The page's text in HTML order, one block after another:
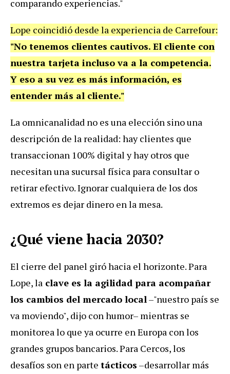
comparando experiencias."
Lope coincidió desde la experiencia de Carrefour:
"No tenemos clientes cautivos. El cliente con
nuestra tarjeta incluso va a la competencia.
Y eso a su vez es más información, es
entender más al cliente."
La omnicanalidad no es una elección sino una
descripción de la realidad: hay clientes que
transaccionan 100% digital y hay otros que
necesitan una sucursal física para consultar o
retirar efectivo. Ignorar cualquiera de los dos
extremos es dejar dinero en la mesa.
¿Qué viene hacia 2030?
El cierre del panel giró hacia el horizonte. Para
Lope, la clave es la agilidad para acompañar
los cambios del mercado local–"nuestro país se
va moviendo", dijo con humor– mientras se
monitorea lo que ya ocurre en Europa con los
grandes grupos bancarios. Para Cercos, los
desafíos son en parte tácticos –desarrollar más